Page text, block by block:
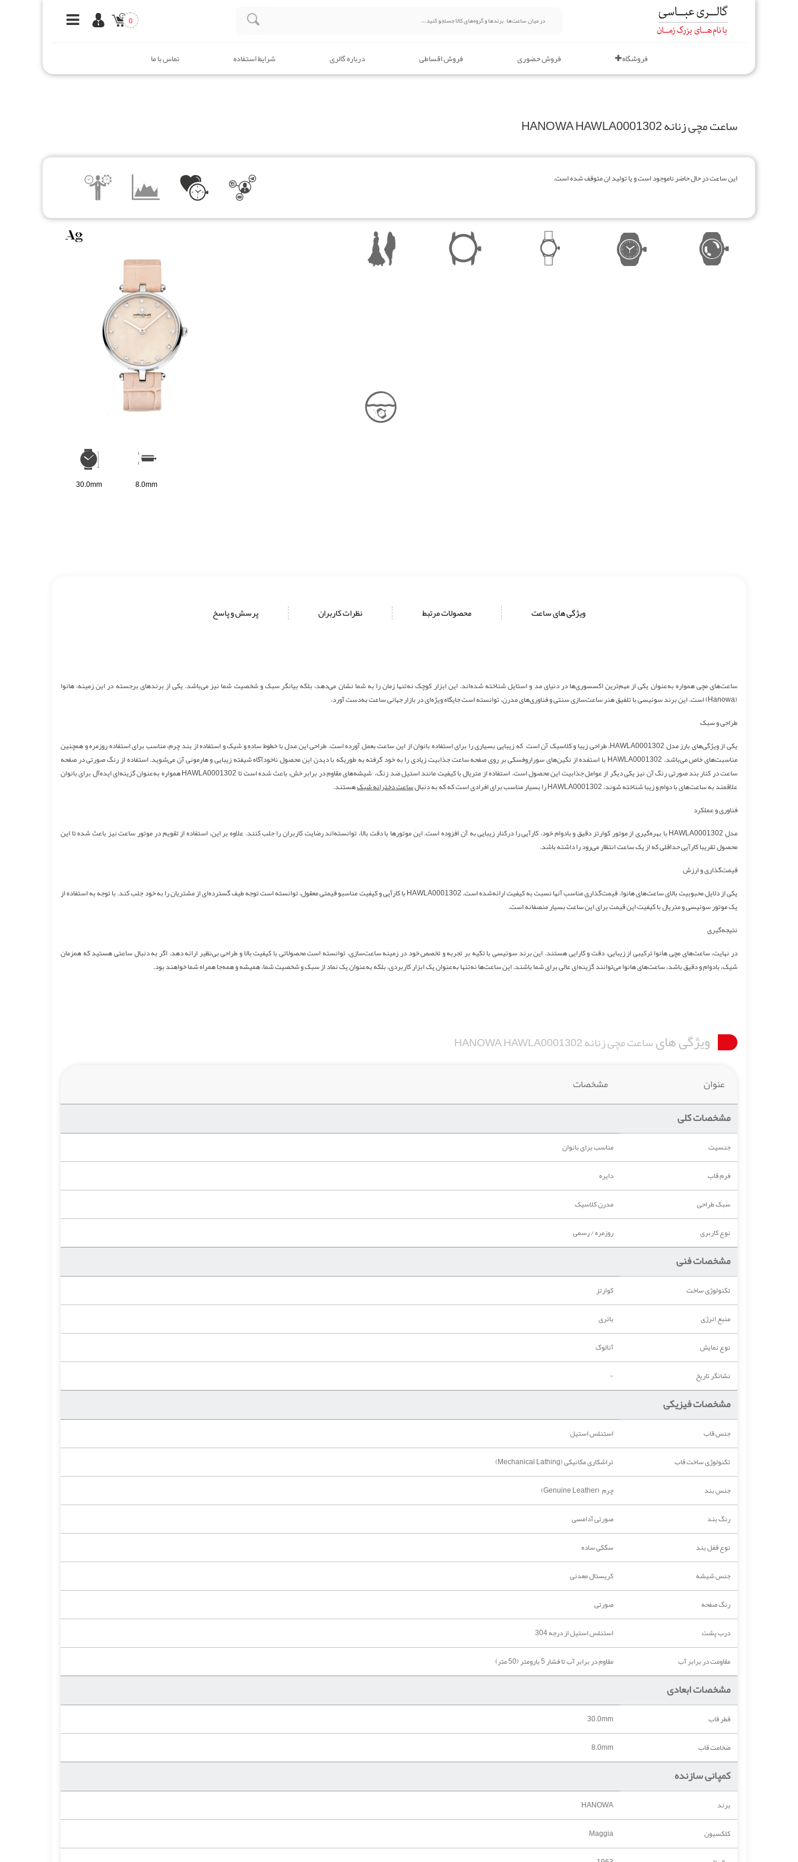
0
فروشگاه فروش حضوری فروش اقساطی درباره گالری شرایط استفاده تماس با ما
ساعت مچی زنانه HANOWA HAWLA0001302
این ساعت در حال حاضر ناموجود است و یا تولید ان متوقف شده است.
30.0mm 8.0mm
ویژگی های ساعت محصولات مرتبط نظرات کاربران پرسش و پاسخ
ساعت‌های مچی همواره به‌عنوان یکی از مهم‌ترین اکسسوری‌ها در دنیای مد و استایل شناخته شده‌اند. این ابزار کوچک نه‌تنها زمان را به شما نشان می‌دهد، بلکه بیانگر سبک و شخصیت شما نیز می‌باشد. یکی از برندهای برجسته در این زمینه، هانوا
(Hanowa) است. این برند سوئیسی با تلفیق هنر ساعت‌سازی سنتی و فناوری‌های مدرن، توانسته است جایگاه ویژه‌ای در بازار جهانی ساعت به‌دست آورد.
طراحی و سبک
یکی از ویژگی‌های بارز مدل HAWLA0001302، طراحی زیبا و کلاسیک آن است که زیبایی بسیاری را برای استفاده بانوان از این ساعت بعمل آورده است. طراحی این مدل با خطوط ساده و شیک و استفاده از بند چرم، مناسب برای استفاده روزمره و همچنین
مناسبت‌های خاص می‌باشد. HAWLA0001302 با استفده از نگین‌های سوراروفسکی بر روی صفحه ساعت جذابیت زیادی را به خود گرفته به طوریکه با دیدن این محصول ناخودآگاه شیفته زیبایی و هارمونی آن می‌شوید. استفاده از رنگ‌ صورتی در صفحه
ساعت در کنار بند صورتی رنگ آن نیز یکی دیگر از عوامل جذابیت این محصول است. استفاده از متریال با کیفیت مانند استیل ضد زنگ، شیشه‌های مقاوم در برابر خش، باعث شده است تا HAWLA0001302 همواره به‌عنوان گزینه‌ای ایده‌آل برای بانوان
علاقمند به ساعت‌های با دوام و زیبا شناخته شوند. HAWLA0001302 را بسیار مناسب برای افرادی است که که به دنبال
ساعت دخترانه شیکهستند.
فناوری و عملکرد
مدل HAWLA0001302 با بهره‌گیری از موتور کوارتز دقیق و بادوام خود، کارآیی را درکنار زیبایی به آن افزوده است. این موتورها با دقت بالا، توانسته‌اند رضایت کاربران را جلب کنند. علاوه بر این، استفاده از تقویم در موتور ساعت نیز باعث شده تا این
محصول تقریبا کارآیی حداقلی که از یک ساعت انتظار می‌رود را داشته باشد.
قیمت‌گذاری و ارزش
یکی از دلایل محبوبیت بالای ساعت‌های هانوا، قیمت‌گذاری مناسب آنها نسبت به کیفیت ارائه‌شده است. HAWLA0001302 با کارآیی و کیفیت مناسبو قیمتی معقول، توانسته است توجه طیف گسترده‌ای از مشتریان را به خود جلب کند. با توجه به استفاده از
یک موتور سوئیسی و متریال با کیفیت این قیمت برای این ساعت بسیار منصفانه است.
نتیجه‌گیری
در نهایت، ساعت‌های مچی هانوا ترکیبی از زیبایی، دقت و کارایی هستند. این برند سوئیسی با تکیه بر تجربه و تخصص خود در زمینه ساعت‌سازی، توانسته است محصولاتی با کیفیت بالا و طراحی بی‌نظیر ارائه دهد. اگر به دنبال ساعتی هستید که همزمان
شیک، بادوام و دقیق باشد، ساعت‌های هانوا می‌توانند گزینه‌ای عالی برای شما باشند. این ساعت‌ها نه‌تنها به‌عنوان یک ابزار کاربردی، بلکه به‌عنوان یک نماد از سبک و شخصیت شما، همیشه و همه‌جا همراه شما خواهند بود.
ویژگی هایساعت مچی زنانه HANOWA HAWLA0001302
عنوان مشخصات
مشخصات کلی
جنسیت
مناسب برای بانوان
فرم قاب
دایره
سبک طراحی
مدرن کلاسیک
نوع کاربری
روزمره / رسمی
مشخصات فنی
تکنولوژی ساخت
کوارتز
منبع انرژی
باتری
نوع نمایش
آنالوگ
نشانگر تاریخ
-
مشخصات فیزیکی
جنس قاب
استنلس استیل
تکنولوژی ساخت قاب
تراشکاری مکانیکی (Mechanical Lathing)
جنس بند
چرم (Genuine Leather)
رنگ بند
صورتی آدامسی
نوع قفل بند
سگکی ساده
جنس شیشه
کریستال معدنی
رنگ صفحه
صورتی
درب پشت
استنلس استیل از درجه 304
مقاومت در برابر آب
مقاوم در برابر آب تا فشار 5 بارومتر (50 متر)
مشخصات ابعادی
قطر قاب
30.0mm
ضخامت قاب
8.0mm
کمپانی سازنده
برند
HANOWA
کلکسیون
Maggia